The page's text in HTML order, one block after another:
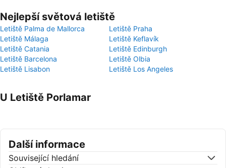
Nejlepší světová letiště
Letiště Palma de Mallorca
Letiště Praha
Letiště Málaga
Letiště Keflavík
Letiště Catania
Letiště Edinburgh
Letiště Barcelona
Letiště Olbia
Letiště Lisabon
Letiště Los Angeles
U Letiště Porlamar
Další informace
Související hledání